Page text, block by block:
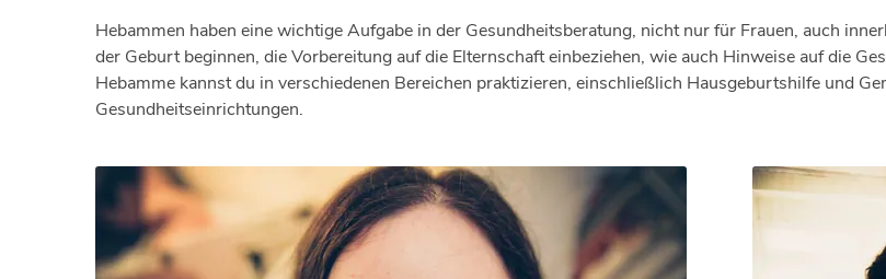
Hebammen haben eine wichtige Aufgabe in der Gesundheitsberatung, nicht nur für Frauen, auch
der Geburt beginnen, die Vorbereitung auf die Elternschaft einbeziehen, wie auch Hinweise auf die
Hebamme kannst du in verschiedenen Bereichen praktizieren, einschließlich Hausgeburtshilfe und
Gesundheitseinrichtungen.